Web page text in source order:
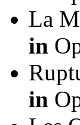
La
in
in